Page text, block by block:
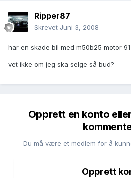
Ripper87
Skrevet Juni 3, 2008
har en skade bil med m50b25 motor
vet ikke om jeg ska selge så bud?
Opprett en konto
Du må være et medlem for å
Opprett